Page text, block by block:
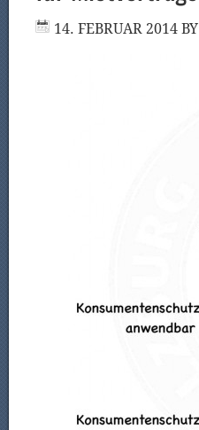
14. FEBRUAR 2014 BY